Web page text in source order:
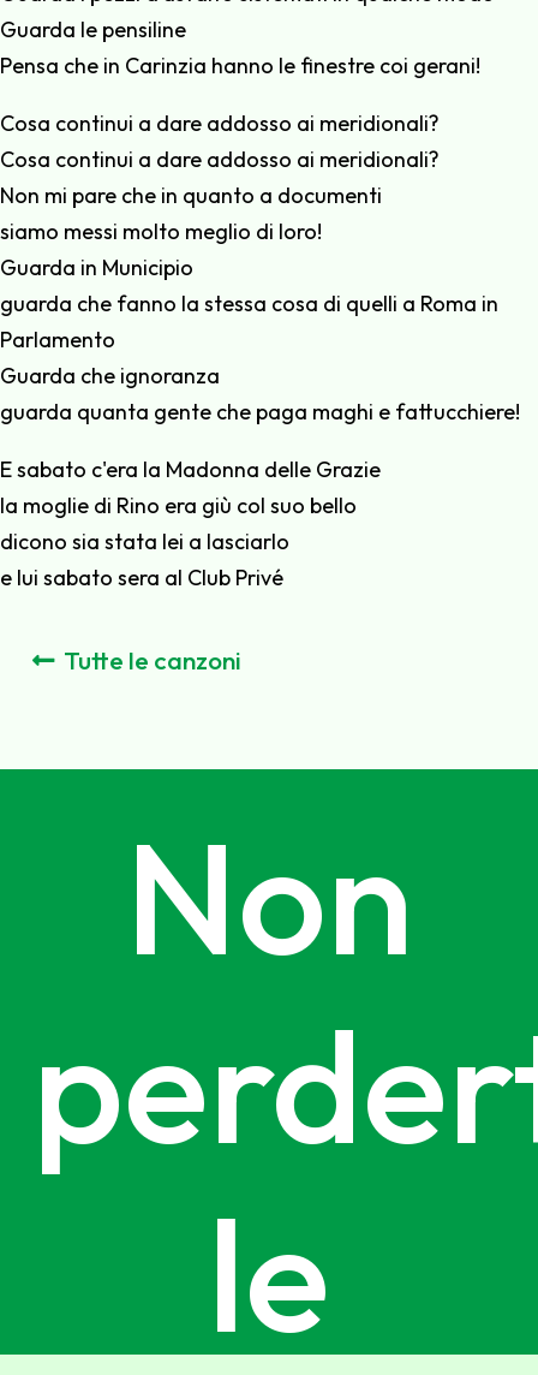
Guarda le pensiline
Pensa che in Carinzia hanno le finestre coi gerani!
Cosa continui a dare addosso ai meridionali?
Cosa continui a dare addosso ai meridionali?
Non mi pare che in quanto a documenti
siamo messi molto meglio di loro!
Guarda in Municipio
guarda che fanno la stessa cosa di quelli a Roma in
Parlamento
Guarda che ignoranza
guarda quanta gente che paga maghi e fattucchiere!
E sabato c'era la Madonna delle Grazie
la moglie di Rino era giù col suo bello
dicono sia stata lei a lasciarlo
e lui sabato sera al Club Privé
Tutte le canzoni
Non
le